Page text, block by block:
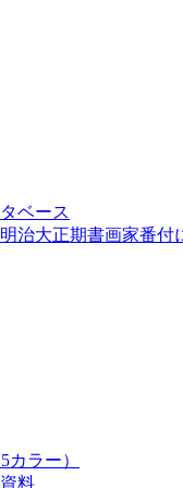
ベース
治大正期書画家番付
ラー）
料